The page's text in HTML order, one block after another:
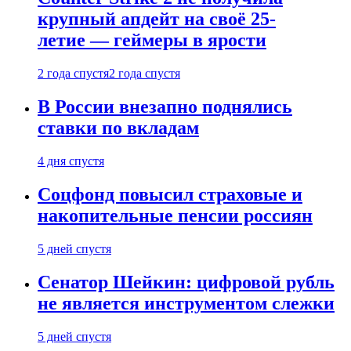
крупный апдейт на своё 25-
летие — геймеры в ярости
2 года спустя2 года спустя
В России внезапно поднялись
ставки по вкладам
4 дня спустя
Соцфонд повысил страховые и
накопительные пенсии россиян
5 дней спустя
Сенатор Шейкин: цифровой рубль
не является инструментом слежки
5 дней спустя